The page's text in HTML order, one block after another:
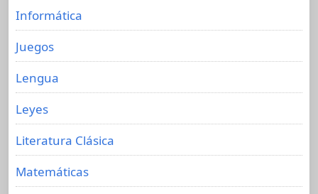
Informática
Juegos
Lengua
Leyes
Literatura Clásica
Matemáticas